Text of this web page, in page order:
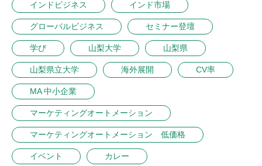
インドビジネス インド市場
グローバルビジネス セミナー登壇
学び 山梨大学 山梨県
山梨県立大学 海外展開 CV率
MA 中小企業
マーケティングオートメーション
マーケティングオートメーション 低価格
イベント カレー